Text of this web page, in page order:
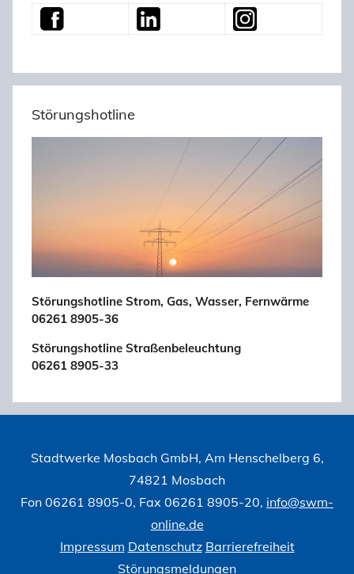
Störungshotline
Störungshotline Strom, Gas, Wasser, Fernwärme
06261 8905-36
Störungshotline Straßenbeleuchtung
06261 8905-33
Stadtwerke Mosbach GmbH, Am Henschelberg 6,
74821 Mosbach
Fon 06261 8905-0, Fax 06261 8905-20, info@swm-
online.de
Impressum Datenschutz Barrierefreiheit
Störungsmeldungen